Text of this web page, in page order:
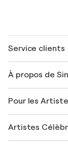
Service clients
Expédition
Offrir une carte
Rejoignez
Mon compte
À propos de
FAQ
Magazine
Emplois
Pour les
Se connecter
Artistes